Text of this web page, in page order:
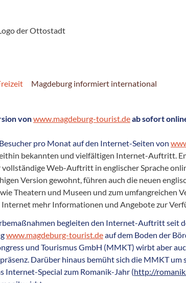
Magdeburg informiert international
vonwww.magdeburg-tourist.deab sofort
pro Monat auf den Internet-Seiten von
bekannten und vielfältigen Internet-Auftritt.
vollständige Web-Auftritt in englischer Sprache
Version gewohnt, führen auch die neuen
Theatern und Museen und zum umfangreichen
Internet mehr Informationen und Angebote zur
begleiten den Internet-Auftritt seit
www.magdeburg-tourist.deauf dem Boden der
und Tourismus GmbH (MMKT) wirbt aber
Darüber hinaus bemüht sich die MMKT
Internet-Special zum Romanik-Jahr (http://